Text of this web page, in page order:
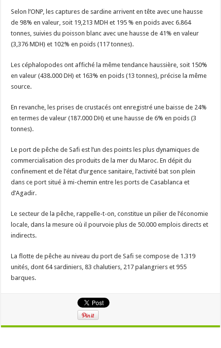
Selon l’ONP, les captures de sardine arrivent en tête avec une hausse
de 98% en valeur, soit 19,213 MDH et 195 % en poids avec 6.864
tonnes, suivies du poisson blanc avec une hausse de 41% en valeur
(3,376 MDH) et 102% en poids (117 tonnes).
Les céphalopodes ont affiché la même tendance haussière, soit 150%
en valeur (438.000 DH) et 163% en poids (13 tonnes), précise la même
source.
En revanche, les prises de crustacés ont enregistré une baisse de 24%
en termes de valeur (187.000 DH) et une hausse de 6% en poids (3
tonnes).
Le port de pêche de Safi est l’un des points les plus dynamiques de
commercialisation des produits de la mer du Maroc. En dépit du
confinement et de l’état d’urgence sanitaire, l’activité bat son plein
dans ce port situé à mi-chemin entre les ports de Casablanca et
d’Agadir.
Le secteur de la pêche, rappelle-t-on, constitue un pilier de l’économie
locale, dans la mesure où il pourvoie plus de 50.000 emplois directs et
indirects.
La flotte de pêche au niveau du port de Safi se compose de 1.319
unités, dont 64 sardiniers, 83 chalutiers, 217 palangriers et 955
barques.